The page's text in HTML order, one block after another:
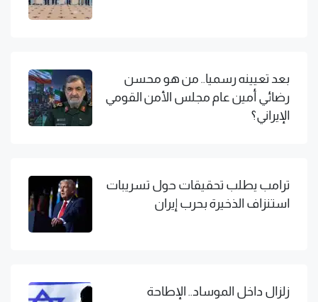
بعد تعيينه رسميا.. من هو محسن
رضائي أمين عام مجلس الأمن القومي
الإيراني؟
ترامب يطلب تحقيقات حول تسريبات
استنزاف الذخيرة بحرب إيران
زلزال داخل الموساد.. الإطاحة